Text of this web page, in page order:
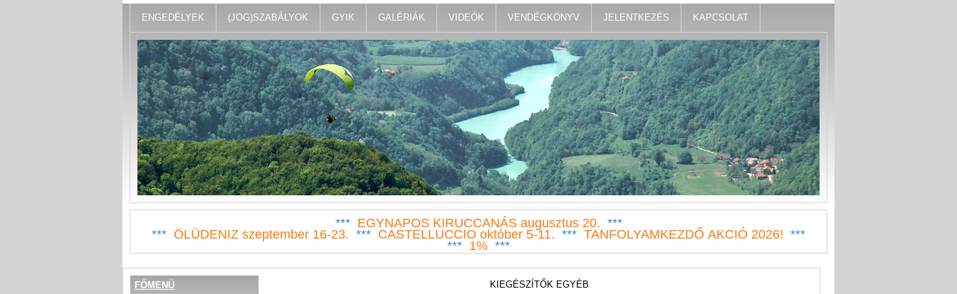
ENGEDÉLYEK (JOG)SZABÁLYOK GYIK GALÉRIÁK VIDEÓK VENDÉGKÖNYV JELENTKEZÉS KAPCSOLAT
*** EGYNAPOS KIRUCCANÁS augusztus 20. ***
*** ÖLÜDENIZ szeptember 16-23. *** CASTELLUCCIO október 5-11. *** TANFOLYAMKEZDŐ AKCIÓ 2026! ***
*** 1% ***
FŐMENÜ KIEGÉSZÍTŐK EGYÉB